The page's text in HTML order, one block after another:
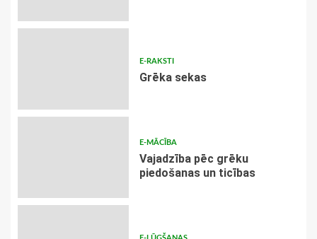
E-RAKSTI
Grēka sekas
E-MĀCĪBA
Vajadzība pēc grēku
piedošanas un ticības